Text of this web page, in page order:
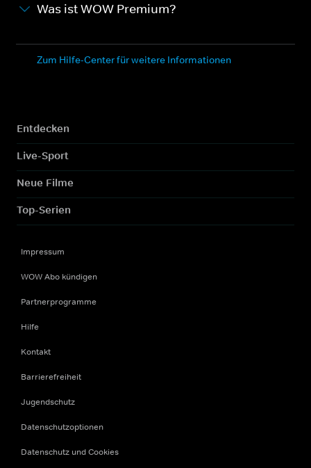
Was ist WOW Premium?
Zum Hilfe-Center für weitere Informationen
Entdecken
Live-Sport
Neue Filme
Top-Serien
Impressum
WOW Abo kündigen
Partnerprogramme
Hilfe
Kontakt
Barrierefreiheit
Jugendschutz
Datenschutzoptionen
Datenschutz und Cookies